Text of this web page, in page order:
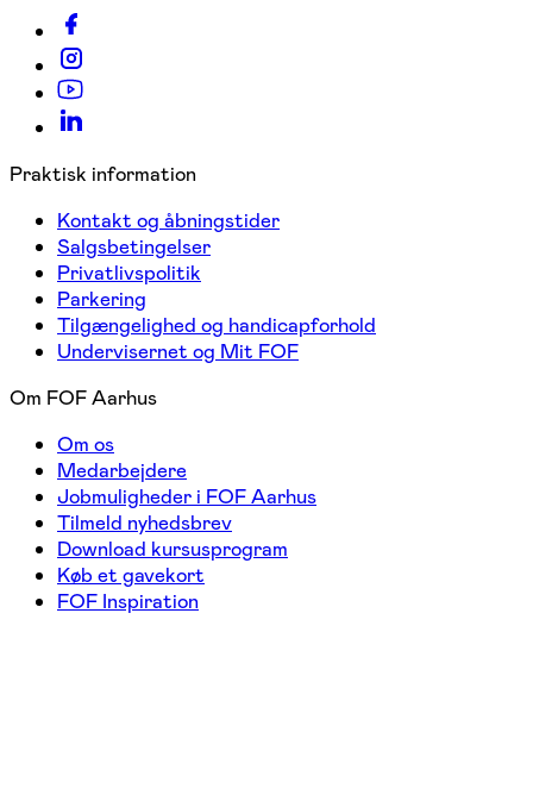
Praktisk information
Kontakt og åbningstider
Salgsbetingelser
Privatlivspolitik
Parkering
Tilgængelighed og handicapforhold
Undervisernet og Mit FOF
Om FOF Aarhus
Om os
Medarbejdere
Jobmuligheder i FOF Aarhus
Tilmeld nyhedsbrev
Download kursusprogram
Køb et gavekort
FOF Inspiration